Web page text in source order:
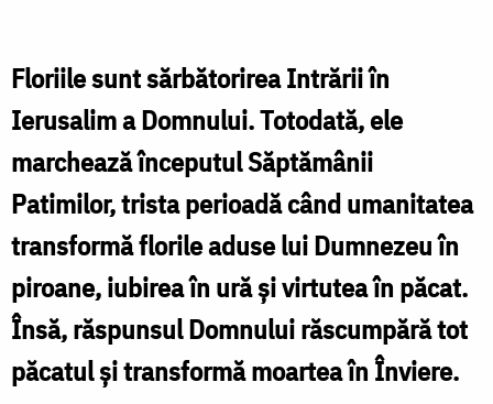
Floriile sunt sărbătorirea Intrării în
Ierusalim a Domnului. Totodată, ele
marchează începutul Săptămânii
Patimilor, trista perioadă când umanitatea
transformă florile aduse lui Dumnezeu în
piroane, iubirea în ură şi virtutea în păcat.
Însă, răspunsul Domnului răscumpără tot
păcatul şi transformă moartea în Înviere.